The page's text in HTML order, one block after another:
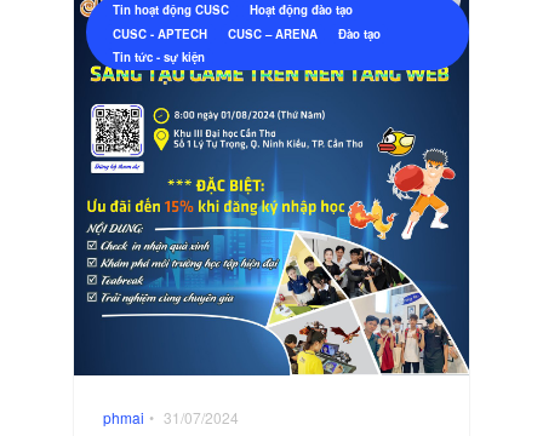
Tin hoạt động CUSC
Hoạt động đào tạo
CUSC - APTECH
CUSC – ARENA
Đào tạo
Tin tức - sự kiện
phmai • 31/07/2024